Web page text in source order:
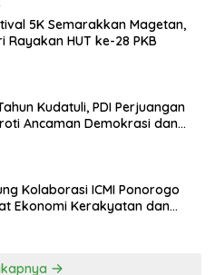
5K Semarakkan Magetan,
Rayakan HUT ke-28 PKB
Kudatuli, PDI Perjuangan
Ancaman Demokrasi dan
Kolaborasi ICMI Ponorogo
Ekonomi Kerakyatan dan